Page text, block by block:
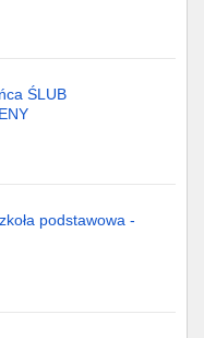
ŚLUB
podstawowa -